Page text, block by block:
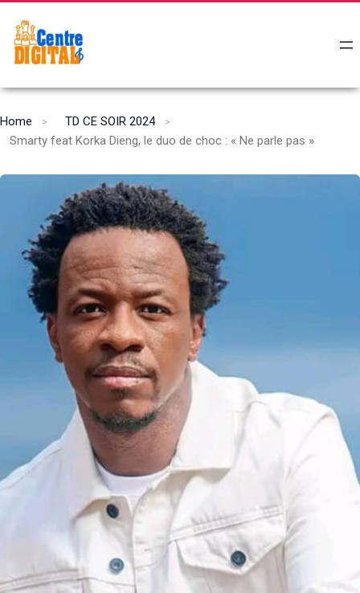
Home
TD CE SOIR 2024
Smarty feat Korka Dieng, le duo de choc : « Ne parle pas »